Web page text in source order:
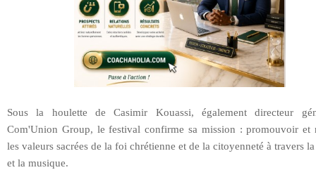
Sous la houlette de Casimir Kouassi, également directeur
Com'Union Group, le festival confirme sa mission : promouvoir et
les valeurs sacrées de la foi chrétienne et de la citoyenneté à travers
et la musique.